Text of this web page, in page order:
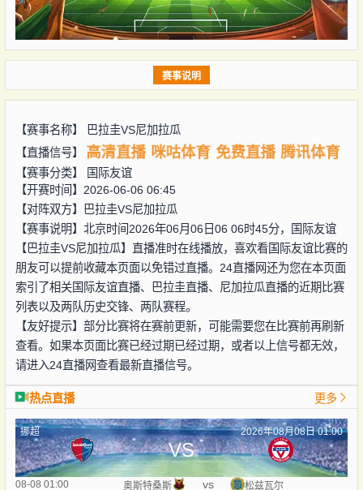
赛事说明
【赛事名称】
巴拉圭VS尼加拉瓜
【直播信号】
高清直播 咪咕体育 免费直播 腾讯体育
【赛事分类】
国际友谊
【开赛时间】2026-06-06 06:45
【对阵双方】
巴拉圭VS尼加拉瓜
【赛事说明】北京时间2026年06月06日06 06时45分，国际友谊
【巴拉圭VS尼加拉瓜】直播准时在线播放，喜欢看国际友谊比赛的
朋友可以提前收藏本页面以免错过直播。24直播网还为您在本页面
索引了相关国际友谊直播、巴拉圭直播、尼加拉瓜直播的近期比赛
列表以及两队历史交锋、两队赛程。
【友好提示】部分比赛将在赛前更新，可能需要您在比赛前再刷新
查看。如果本页面比赛已经过期已经过期，或者以上信号都无效，
请进入24直播网查看最新直播信号。
热点直播 更多
挪超 2026年08月08日 01:00
VS
08-08 01:00 奥斯特桑斯 vs
松兹瓦尔